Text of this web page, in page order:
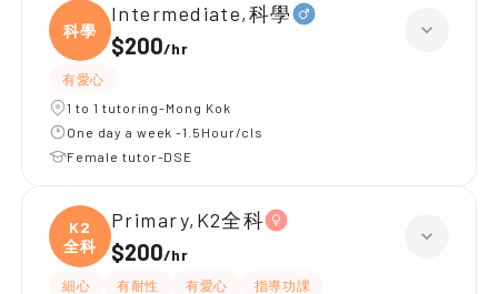
科學
Intermediate,科學
$200/hr
有愛心
1 to 1 tutoring-Mong Kok
One day a week -1.5Hour/cls
Female tutor-DSE
K2
全科
Primary,K2全科
$200/hr
細心 有耐性 有愛心
指導功課